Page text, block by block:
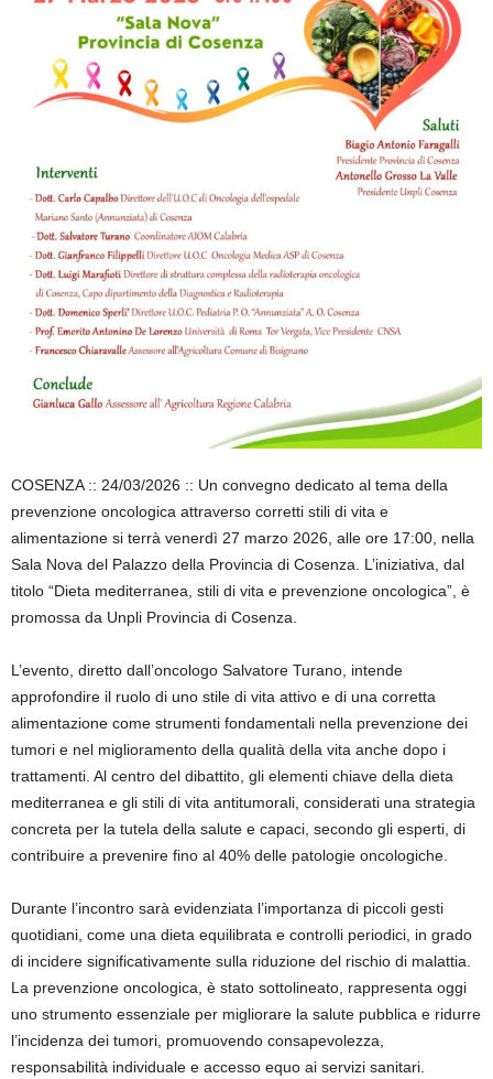
COSENZA :: 24/03/2026 :: Un convegno dedicato al tema della
prevenzione oncologica attraverso corretti stili di vita e
alimentazione si terrà venerdì 27 marzo 2026, alle ore 17:00, nella
Sala Nova del Palazzo della Provincia di Cosenza. L’iniziativa, dal
titolo “Dieta mediterranea, stili di vita e prevenzione oncologica”, è
promossa da Unpli Provincia di Cosenza.
L’evento, diretto dall’oncologo Salvatore Turano, intende
approfondire il ruolo di uno stile di vita attivo e di una corretta
alimentazione come strumenti fondamentali nella prevenzione dei
tumori e nel miglioramento della qualità della vita anche dopo i
trattamenti. Al centro del dibattito, gli elementi chiave della dieta
mediterranea e gli stili di vita antitumorali, considerati una strategia
concreta per la tutela della salute e capaci, secondo gli esperti, di
contribuire a prevenire fino al 40% delle patologie oncologiche.
Durante l’incontro sarà evidenziata l’importanza di piccoli gesti
quotidiani, come una dieta equilibrata e controlli periodici, in grado
di incidere significativamente sulla riduzione del rischio di malattia.
La prevenzione oncologica, è stato sottolineato, rappresenta oggi
uno strumento essenziale per migliorare la salute pubblica e ridurre
l’incidenza dei tumori, promuovendo consapevolezza,
responsabilità individuale e accesso equo ai servizi sanitari.